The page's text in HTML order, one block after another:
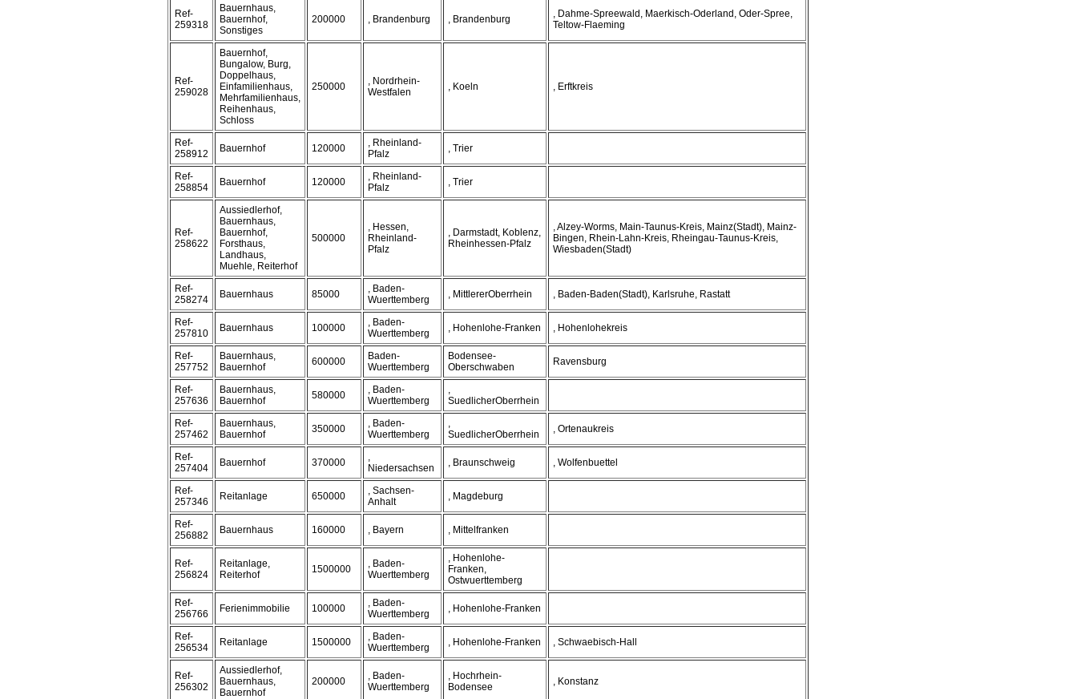
Ref-
259318
Bauernhaus,
Bauernhof,
Sonstiges
200000 , Brandenburg , Brandenburg
, Dahme-Spreewald, Maerkisch-Oderland, Oder-Spree,
Teltow-Flaeming
Ref-
259028
Bauernhof,
Bungalow, Burg,
Doppelhaus,
Einfamilienhaus,
Mehrfamilienhaus,
Reihenhaus,
Schloss
250000
, Nordrhein-
Westfalen
, Koeln , Erftkreis
Ref-
258912
Bauernhof 120000
, Rheinland-
Pfalz
, Trier
Ref-
258854
Bauernhof 120000
, Rheinland-
Pfalz
, Trier
Ref-
258622
Aussiedlerhof,
Bauernhaus,
Bauernhof,
Forsthaus,
Landhaus,
Muehle, Reiterhof
500000
, Hessen,
Rheinland-
Pfalz
, Darmstadt, Koblenz,
Rheinhessen-Pfalz
, Alzey-Worms, Main-Taunus-Kreis, Mainz(Stadt), Mainz-
Bingen, Rhein-Lahn-Kreis, Rheingau-Taunus-Kreis,
Wiesbaden(Stadt)
Ref-
258274
Bauernhaus 85000
, Baden-
Wuerttemberg
, MittlererOberrhein , Baden-Baden(Stadt), Karlsruhe, Rastatt
Ref-
257810
Bauernhaus 100000
, Baden-
Wuerttemberg
, Hohenlohe-Franken , Hohenlohekreis
Ref-
257752
Bauernhaus,
Bauernhof
600000
Baden-
Wuerttemberg
Bodensee-
Oberschwaben
Ravensburg
Ref-
257636
Bauernhaus,
Bauernhof
580000
, Baden-
Wuerttemberg
,
SuedlicherOberrhein
Ref-
257462
Bauernhaus,
Bauernhof
350000
, Baden-
Wuerttemberg
,
SuedlicherOberrhein
, Ortenaukreis
Ref-
257404
Bauernhof 370000
,
Niedersachsen
, Braunschweig , Wolfenbuettel
Ref-
257346
Reitanlage 650000
, Sachsen-
Anhalt
, Magdeburg
Ref-
256882
Bauernhaus 160000 , Bayern , Mittelfranken
Ref-
256824
Reitanlage,
Reiterhof
1500000
, Baden-
Wuerttemberg
, Hohenlohe-
Franken,
Ostwuerttemberg
Ref-
256766
Ferienimmobilie 100000
, Baden-
Wuerttemberg
, Hohenlohe-Franken
Ref-
256534
Reitanlage 1500000
, Baden-
Wuerttemberg
, Hohenlohe-Franken , Schwaebisch-Hall
Ref-
256302
Aussiedlerhof,
Bauernhaus,
Bauernhof
200000
, Baden-
Wuerttemberg
, Hochrhein-
Bodensee
, Konstanz